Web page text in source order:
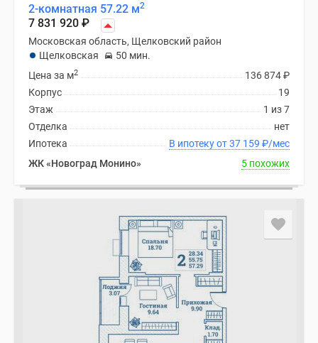
2-комнатная 57.22 м2
7 831 920 ₽
Московская область, Щелковский район
Щелковская
50 мин.
136 874₽
Цена за м2
19
Корпус
1 из 7
Этаж
нет
Отделка
В ипотеку от 37 159 ₽/мес
Ипотека
ЖК «Новоград Монино»
5 похожих